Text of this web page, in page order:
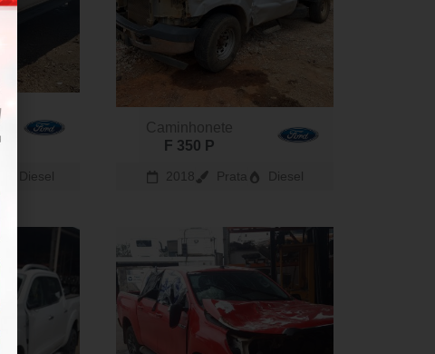
Diesel
Caminhonete
F 350 P
2018 Prata Diesel